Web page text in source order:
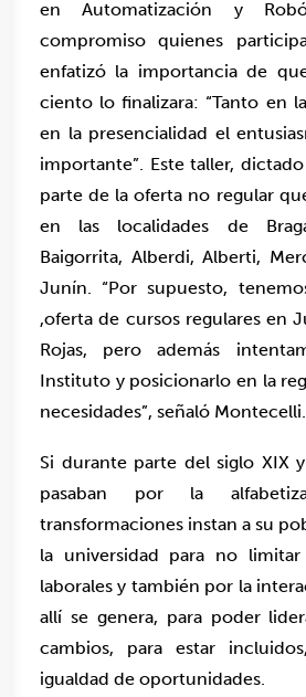
en Automatización y
compromiso quienes
enfatizó la importancia de
ciento lo finalizara: “Tanto en
en la presencialidad el
importante”. Este taller,
parte de la oferta no regular
en las localidades de
Baigorrita, Alberdi, Alberti,
Junín. “Por supuesto,
,oferta de cursos regulares en
Rojas, pero además
Instituto y posicionarlo en la
necesidades”, señaló Montecelli.
Si durante parte del siglo XIX
pasaban por la
transformaciones instan a su
la universidad para no limitar
laborales y también por la
allí se genera, para poder
cambios, para estar
igualdad de oportunidades.